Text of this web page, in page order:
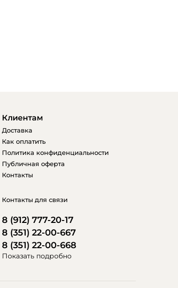
Клиентам
Доставка
Как оплатить
Политика конфиденциальности
Публичная оферта
Контакты
Контакты для связи
8 (912) 777-20-17
8 (351) 22-00-667
8 (351) 22-00-668
Показать подробно